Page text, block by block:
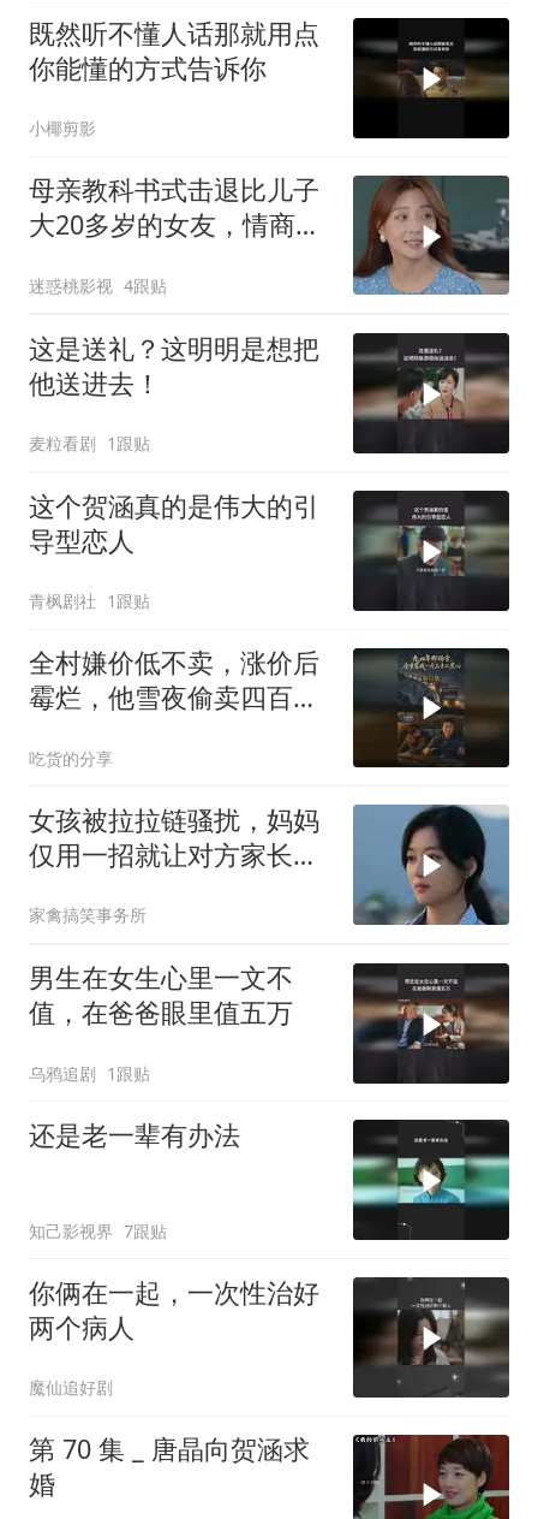
既然听不懂人话那就用点
你能懂的方式告诉你
小椰剪影
母亲教科书式击退比儿子
大20多岁的女友，情商太
迷惑桃影视 4跟贴
这是送礼？这明明是想把
他送进去！
麦粒看剧 1跟贴
这个贺涵真的是伟大的引
导型恋人
青枫剧社 1跟贴
全村嫌价低不卖，涨价后
霉烂，他雪夜偷卖四百斤
吃货的分享
女孩被拉拉链骚扰，妈妈
仅用一招就让对方家长认
家禽搞笑事务所
男生在女生心里一文不
值，在爸爸眼里值五万
乌鸦追剧 1跟贴
还是老一辈有办法
知己影视界 7跟贴
你俩在一起，一次性治好
两个病人
魔仙追好剧
第 70 集 _ 唐晶向贺涵求
婚